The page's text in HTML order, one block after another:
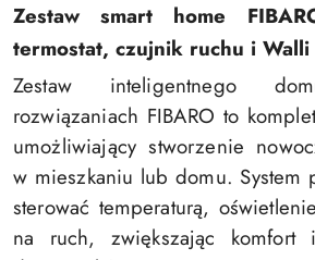
Zestaw smart home
termostat, czujnik ruchu i Walli
Zestaw inteligentnego
rozwiązaniach FIBARO to
umożliwiający stworzenie
w mieszkaniu lub domu. System
sterować temperaturą,
na ruch, zwiększając komfort